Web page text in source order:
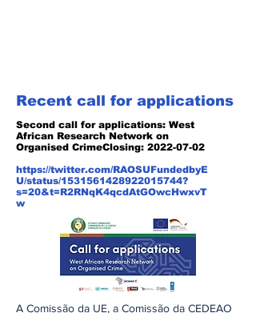
Recent call for applications
Second call for applications: West
African Research Network on
Organised CrimeClosing: 2022-07-02
https://twitter.com/RAOSUFundedbyE
U/status/1531561428922015744?
s=20&t=R2RNqK4qcdAtGOwcHwxvT
w
A Comissão da UE, a Comissão da CEDEAO